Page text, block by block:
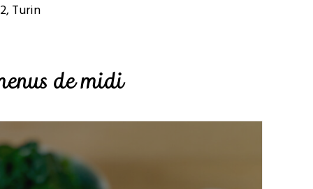
Turin
de midi